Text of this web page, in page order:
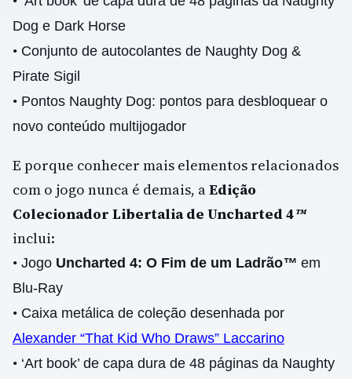
Dog e Dark Horse
• Conjunto de autocolantes de Naughty Dog &
Pirate Sigil
• Pontos Naughty Dog: pontos para desbloquear o
novo conteúdo multijogador
E porque conhecer mais elementos relacionados
com o jogo nunca é demais, aEdição
Colecionador Libertalia de Uncharted 4™
inclui:
• Jogo Uncharted 4: O Fim de um Ladrão™ em
Blu-Ray
• Caixa metálica de coleção desenhada por
Alexander “That Kid Who Draws” Laccarino
• ‘Art book’ de capa dura de 48 páginas da Naughty